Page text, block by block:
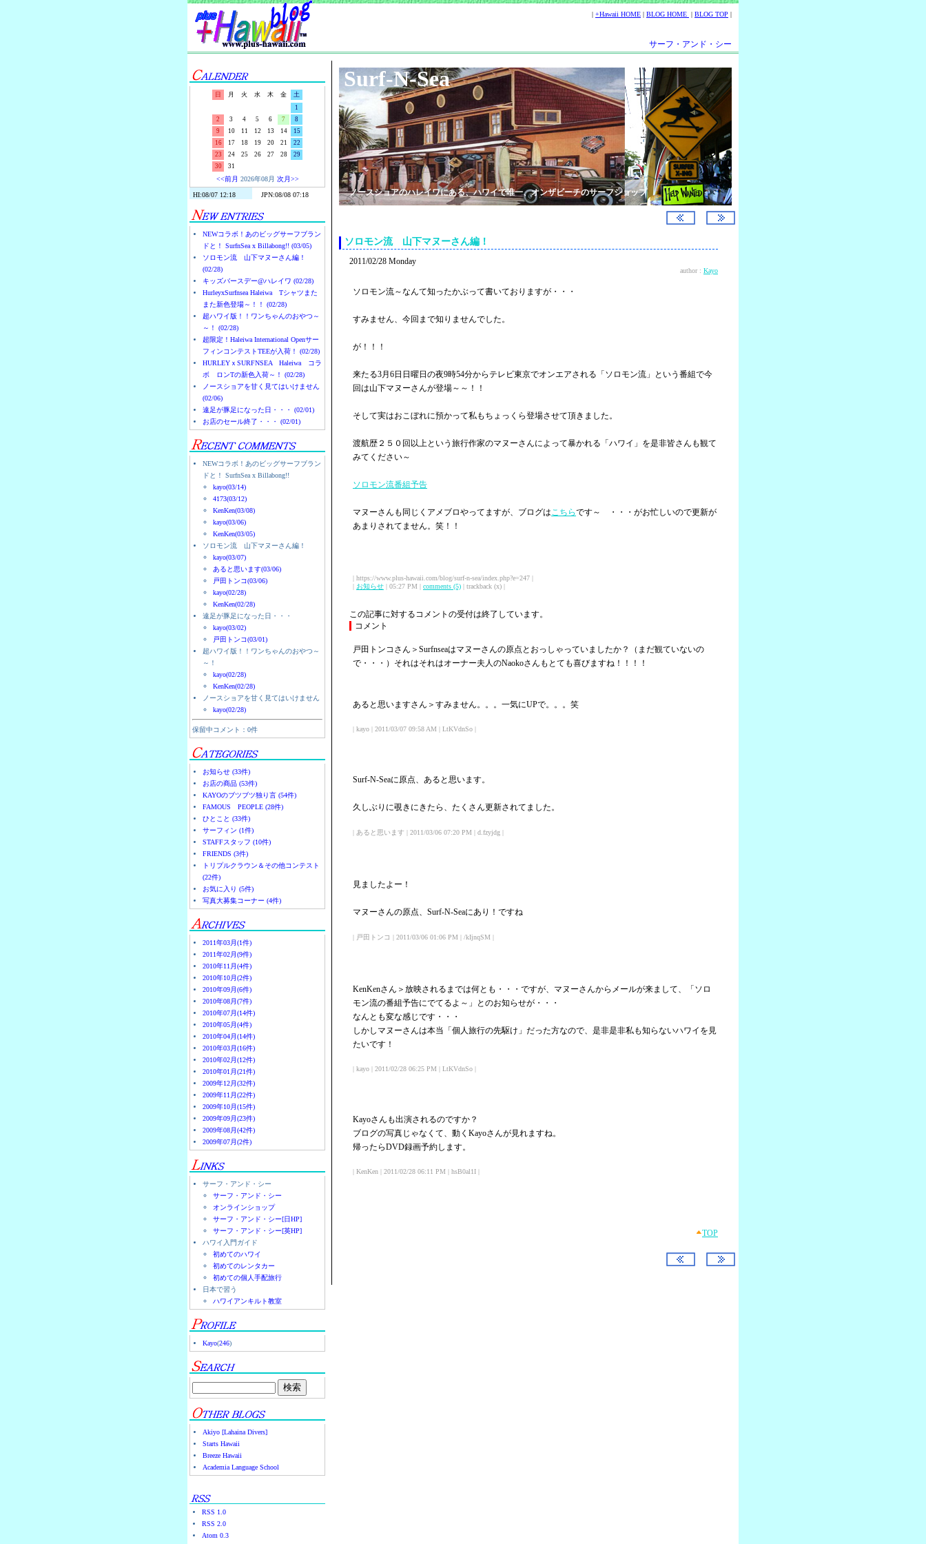
| +Hawaii HOME | BLOG HOME | BLOG TOP |
サーフ・アンド・シー
日 月 火 水 木 金
土
1
2
3 4 5 6 7
8
9
10 11 12 13 14
15
16
17 18 19 20 21
22
23
24 25 26 27 28
29
30
31
<<前月 2026年08月 次月>>
NEWコラボ！あのビッグサーフブラン
ドと！ SurfnSea x Billabong!! (03/05)
ソロモン流 山下マヌーさん編！
(02/28)
キッズバースデー@ハレイワ (02/28)
HurleyxSurfnsea Haleiwa Tシャツまた
また新色登場～！！ (02/28)
超ハワイ版！！ワンちゃんのおやつ～
～！ (02/28)
超限定！Haleiwa International Openサー
フィンコンテストTEEが入荷！ (02/28)
HURLEYｘSURFNSEA Haleiwa コラ
ボ ロンTの新色入荷～！ (02/28)
ノースショアを甘く見てはいけません
(02/06)
遠足が豚足になった日・・・ (02/01)
お店のセール終了・・・ (02/01)
NEWコラボ！あのビッグサーフブラン
ドと！ SurfnSea x Billabong!!
kayo(03/14)
4173(03/12)
KenKen(03/08)
kayo(03/06)
KenKen(03/05)
ソロモン流 山下マヌーさん編！
kayo(03/07)
あると思います(03/06)
戸田トンコ(03/06)
kayo(02/28)
KenKen(02/28)
遠足が豚足になった日・・・
kayo(03/02)
戸田トンコ(03/01)
超ハワイ版！！ワンちゃんのおやつ～
～！
kayo(02/28)
KenKen(02/28)
ノースショアを甘く見てはいけません
kayo(02/28)
保留中コメント：0件
お知らせ (33件)
お店の商品 (53件)
KAYOのブツブツ独り言 (54件)
FAMOUS PEOPLE (28件)
ひとこと (33件)
サーフィン (1件)
STAFFスタッフ (10件)
FRIENDS (3件)
トリプルクラウン＆その他コンテスト
(22件)
お気に入り (5件)
写真大募集コーナー (4件)
2011年03月(1件)
2011年02月(9件)
2010年11月(4件)
2010年10月(2件)
2010年09月(6件)
2010年08月(7件)
2010年07月(14件)
2010年05月(4件)
2010年04月(14件)
2010年03月(16件)
2010年02月(12件)
2010年01月(21件)
2009年12月(32件)
2009年11月(22件)
2009年10月(15件)
2009年09月(23件)
2009年08月(42件)
2009年07月(2件)
サーフ・アンド・シー
サーフ・アンド・シー
オンラインショップ
サーフ・アンド・シー[日HP]
サーフ・アンド・シー[英HP]
ハワイ入門ガイド
初めてのハワイ
初めてのレンタカー
初めての個人手配旅行
日本で習う
ハワイアンキルト教室
Kayo(246)
Akiyo [Lahaina Divers]
Starts Hawaii
Breeze Hawaii
Academia Language School
RSS 1.0
RSS 2.0
Atom 0.3
Surf-N-Sea
ノースショアのハレイワにある、ハワイで唯一、オンザビーチのサーフショップ
ソロモン流 山下マヌーさん編！
2011/02/28 Monday
author : Kayo
ソロモン流～なんて知ったかぶって書いておりますが・・・
すみません、今回まで知りませんでした。
が！！！
来たる3月6日日曜日の夜9時54分からテレビ東京でオンエアされる「ソロモン流」という番組で今
回は山下マヌーさんが登場～～！！
そして実はおこぼれに預かって私もちょっくら登場させて頂きました。
渡航歴２５０回以上という旅行作家のマヌーさんによって暴かれる「ハワイ」を是非皆さんも観て
みてください～
ソロモン流番組予告
マヌーさんも同じくアメブロやってますが、ブログはこちらです～ ・・・がお忙しいので更新が
あまりされてません。笑！！
| https://www.plus-hawaii.com/blog/surf-n-sea/index.php?e=247 |
| お知らせ | 05:27 PM | comments (5) | trackback (x) |
この記事に対するコメントの受付は終了しています。
コメント
戸田トンコさん＞Surfnseaはマヌーさんの原点とおっしゃっていましたか？（まだ観ていないの
で・・・）それはそれはオーナー夫人のNaokoさんもとても喜びますね！！！！
あると思いますさん＞すみません。。。一気にUPで。。。笑
| kayo | 2011/03/07 09:58 AM | LtKVdnSo |
Surf-N-Seaに原点、あると思います。
久しぶりに覗きにきたら、たくさん更新されてました。
| あると思います | 2011/03/06 07:20 PM | d.fzyjdg |
見ましたよー！
マヌーさんの原点、Surf-N-Seaにあり！ですね
| 戸田トンコ | 2011/03/06 01:06 PM | /kIjnqSM |
KenKenさん＞放映されるまでは何とも・・・ですが、マヌーさんからメールが来まして、「ソロ
モン流の番組予告にでてるよ～」とのお知らせが・・・
なんとも変な感じです・・・
しかしマヌーさんは本当「個人旅行の先駆け」だった方なので、是非是非私も知らないハワイを見
たいです！
| kayo | 2011/02/28 06:25 PM | LtKVdnSo |
Kayoさんも出演されるのですか？
ブログの写真じゃなくて、動くKayoさんが見れますね。
帰ったらDVD録画予約します。
| KenKen | 2011/02/28 06:11 PM | hsB0al1I |
TOP